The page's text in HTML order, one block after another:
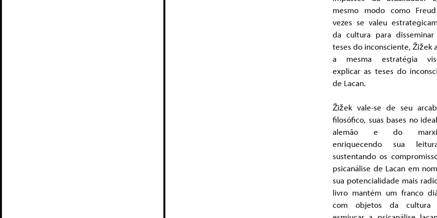
mesmo modo como
vezes se valeu
da cultura para disseminar
teses do inconsciente, Žižek
a mesma estratégia
explicar as teses do
de Lacan.
Žižek vale-se de seu
filosófico, suas bases no
alemão e do
enriquecendo sua
sustentando os
psicanálise de Lacan em
sua potencialidade mais
livro mantém um franco
com objetos da cultura